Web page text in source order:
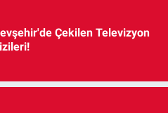
Çekilen Televizyon